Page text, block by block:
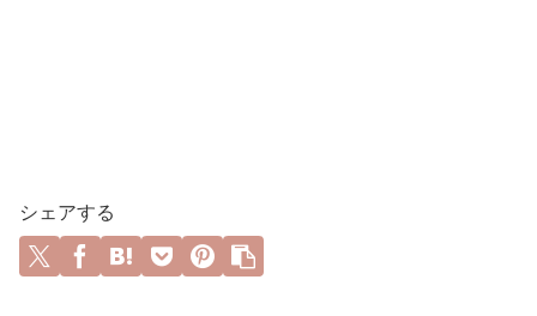
シェアする